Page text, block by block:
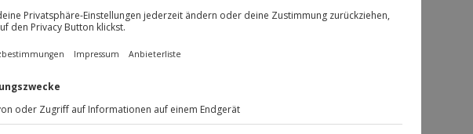
Musicals serviert. Während
Stimmen für die ganz
kulinarischen und
zergehen!